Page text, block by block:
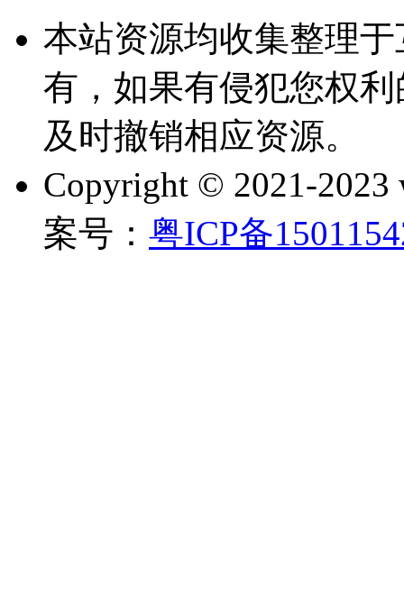
本站资源均收集整理
有，如果有侵犯您权
及时撤销相应资源。
Copyright © 2021-2023
案号： 粤ICP备